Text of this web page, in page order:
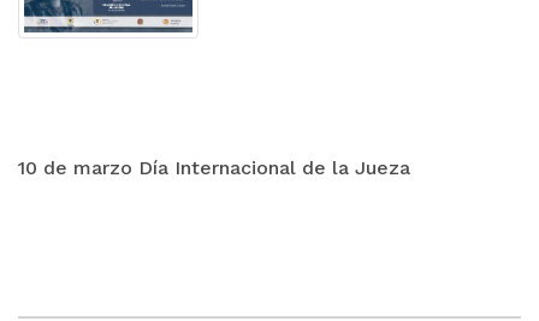
10 de marzo Día Internacional de la Jueza